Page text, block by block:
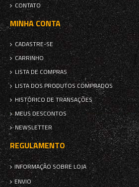
CONTATO
MINHA CONTA
CADASTRE-SE
CARRINHO
LISTA DE COMPRAS
LISTA DOS PRODUTOS COMPRADOS
HISTÓRICO DE TRANSAÇÕES
MEUS DESCONTOS
NEWSLETTER
REGULAMENTO
INFORMAÇÃO SOBRE LOJA
ENVIO